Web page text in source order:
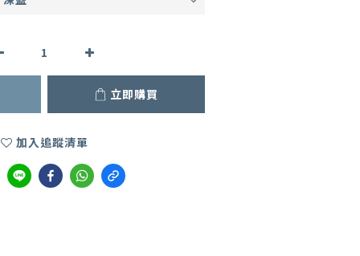
立即購買
加入追蹤清單